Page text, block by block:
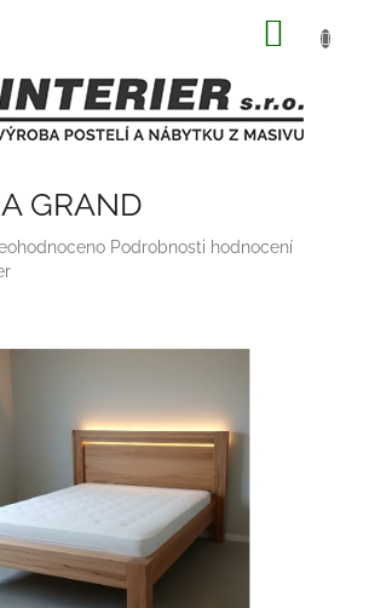
GRAND
Podrobnosti hodnocení